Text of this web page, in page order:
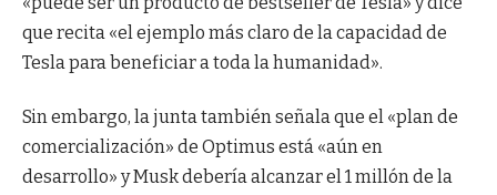
que recita «el ejemplo más claro de la capacidad de
Tesla para beneficiar a toda la humanidad».
Sin embargo, la junta también señala que el «plan de
comercialización» de Optimus está «aún en
desarrollo» y Musk debería alcanzar el 1 millón de la